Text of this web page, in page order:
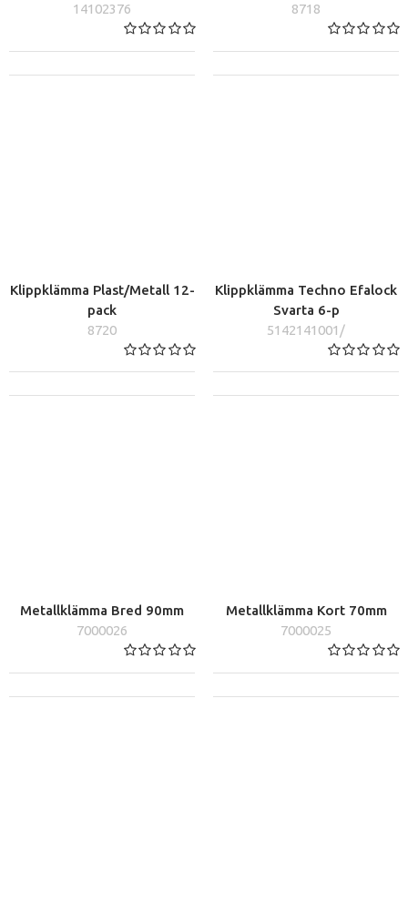
14102376
8718
Klippklämma Plast/Metall 12-
pack
8720
Klippklämma Techno Efalock
Svarta 6-p
5142141001/
Metallklämma Bred 90mm
7000026
Metallklämma Kort 70mm
7000025